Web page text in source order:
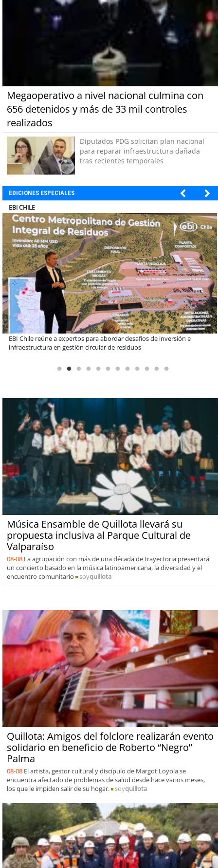
Megaoperativo a nivel nacional culmina con
656 detenidos y más de 33 mil controles
realizados
Diputados PDG solicitan plan nacional
para reparar infraestructura dañada
tras recientes temporales
EDICIONES ESPECIALES
SOPRAVAL
Más de 1.600 alumnos han sido parte de programa Súper Sano de
Sopraval en lo que va del año
Música Ensamble de Quillota llevará su
propuesta inclusiva al Parque Cultural de
Valparaíso
08-08 La agrupación con más de una década de trayectoria presentará
un concierto basado en la música latinoamericana, la diversidad y el
encuentro comunitario
soyquillota
Quillota: Amigos del folclore realizarán evento
solidario en beneficio de Roberto “Negro”
Palma
08-08 El artista, gestor cultural y discípulo de Margot Loyola se
encuentra afectado de problemas de salud desde hace varios meses,
los que le impiden salir de su hogar.
soyquillota